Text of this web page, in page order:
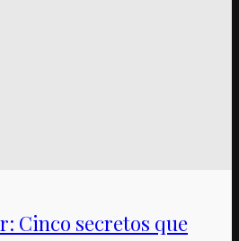
Cinco secretos que